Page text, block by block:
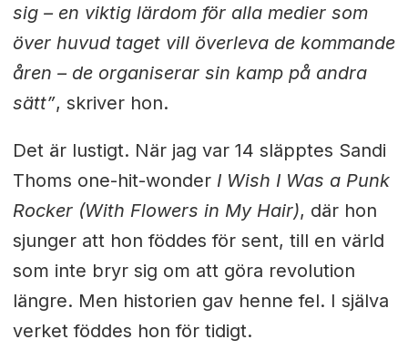
sig – en viktig lärdom för alla medier som
över huvud taget vill överleva de kommande
åren – de organiserar sin kamp på andra
sätt”, skriver hon.
Det är lustigt. När jag var 14 släpptes Sandi
Thoms one-hit-wonder I Wish I Was a Punk
Rocker (With Flowers in My Hair), där hon
sjunger att hon föddes för sent, till en värld
som inte bryr sig om att göra revolution
längre. Men historien gav henne fel. I själva
verket föddes hon för tidigt.